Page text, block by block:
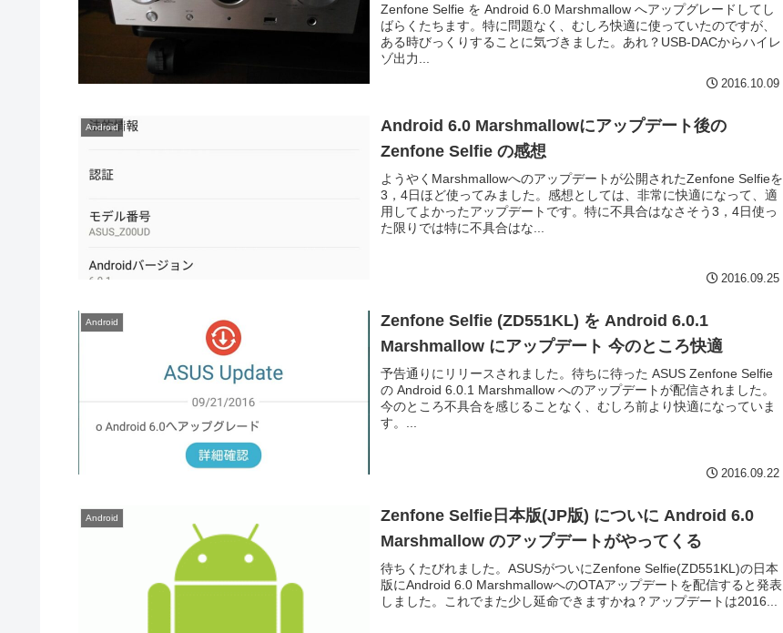
Zenfone Selfie を Android 6.0 Marshmallow へアップグレードしてし
ばらくたちます。特に問題なく、むしろ快適に使っていたのですが、
ある時びっくりすることに気づきました。あれ？USB-DACからハイレ
ゾ出力...
2016.10.09
Android
Android 6.0 Marshmallowにアップデート後の
Zenfone Selfie の感想
ようやくMarshmallowへのアップデートが公開されたZenfone Selfieを
3，4日ほど使ってみました。感想としては、非常に快適になって、適
用してよかったアップデートです。特に不具合はなさそう3，4日使っ
た限りでは特に不具合はな...
2016.09.25
Android
Zenfone Selfie (ZD551KL) を Android 6.0.1
Marshmallow にアップデート 今のところ快適
予告通りにリリースされました。待ちに待った ASUS Zenfone Selfie
の Android 6.0.1 Marshmallow へのアップデートが配信されました。
今のところ不具合を感じることなく、むしろ前より快適になっていま
す。...
2016.09.22
Android
Zenfone Selfie日本版(JP版) についに Android 6.0
Marshmallow のアップデートがやってくる
待ちくたびれました。ASUSがついにZenfone Selfie(ZD551KL)の日本
版にAndroid 6.0 MarshmallowへのOTAアップデートを配信すると発表
しました。これでまた少し延命できますかね？アップデートは2016...